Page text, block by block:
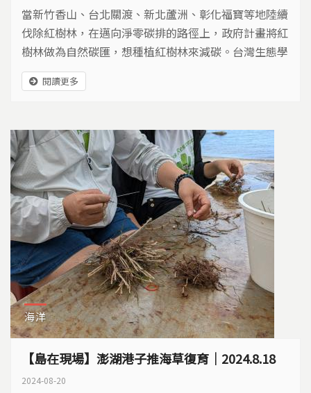
當新竹香山、台北關渡、新北蘆洲、彰化福寶等地陸續
伐除紅樹林，在邁向淨零碳排的路徑上，政府計畫將紅
樹林做為自然碳匯，想種植紅樹林來減碳。台灣生態學
會理事蔡嘉陽認為「這不是為了生態，是為了生意。」
紅樹林沒有罪，問題是人們把它帶到了，原本沒有它的
閱讀更多
海洋
【島在現場】澎湖港子推海草復育｜2024.8.18
2024-08-20